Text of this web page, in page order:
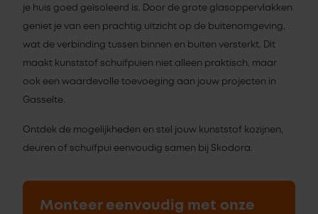
je huis goed geïsoleerd is. Door de grote glasoppervlakken
geniet je van een prachtig uitzicht op de buitenomgeving,
wat de verbinding tussen binnen en buiten versterkt. Dit
maakt kunststof schuifpuien niet alleen praktisch, maar
ook een waardevolle toevoeging aan jouw projecten in
Gasselte.
Ontdek de mogelijkheden en stel jouw kunststof kozijnen,
deuren of schuifpui eenvoudig samen bij Skodora.
Monteer eenvoudig met onze